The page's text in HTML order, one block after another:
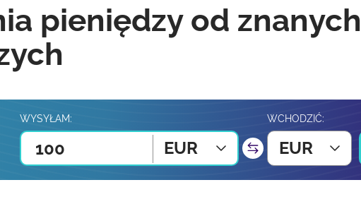
pieniędzy od znanych
WYSYŁAM:
EUR
WCHODZIĆ:
EUR